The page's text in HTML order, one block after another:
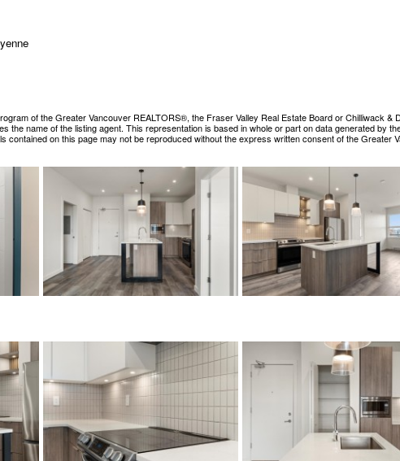
of the Greater Vancouver REALTORS®, the Fraser Valley Real Estate Board or Chilliwack
the name of the listing agent. This representation is based in whole or part on data generated by
on this page may not be reproduced without the express written consent of the